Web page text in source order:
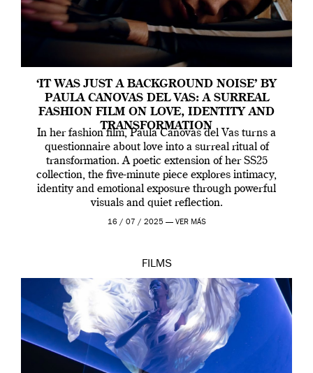
‘IT WAS JUST A BACKGROUND NOISE’ BY
PAULA CANOVAS DEL VAS: A SURREAL
FASHION FILM ON LOVE, IDENTITY AND
TRANSFORMATION
In her fashion film, Paula Canovas del Vas turns a
questionnaire about love into a surreal ritual of
transformation. A poetic extension of her SS25
collection, the five-minute piece explores intimacy,
identity and emotional exposure through powerful
visuals and quiet reflection.
16 / 07 / 2025 — VER MÁS
FILMS